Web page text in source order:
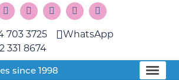
703 3725
331 8674
WhatsApp
since 1998